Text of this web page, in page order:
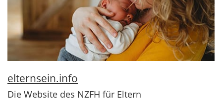
elternsein.info
Die Website des NZFH für Eltern